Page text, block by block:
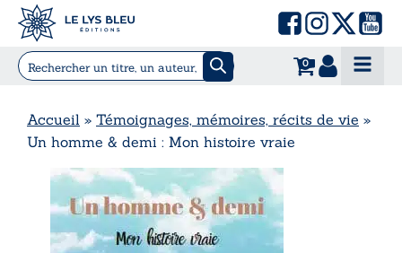
0
Accueil » Témoignages, mémoires, récits de vie »
Un homme & demi : Mon histoire vraie